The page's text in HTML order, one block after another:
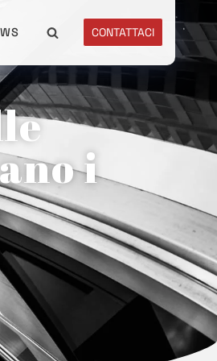
CONTATTACI
i